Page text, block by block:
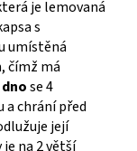
je lemovaná
s
umístěná
čímž má
dnose 4
chrání před
její
na 2 větší